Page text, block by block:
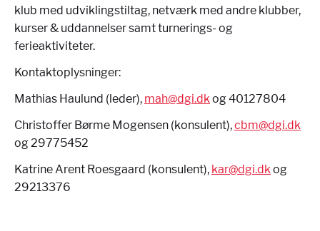
klub med udviklingstiltag, netværk med andre klubber,
kurser & uddannelser samt turnerings- og
ferieaktiviteter.
Kontaktoplysninger:
Mathias Haulund (leder), mah@dgi.dkog 40127804
Christoffer Børme Mogensen (konsulent),cbm@dgi.dk
og 29775452
Katrine Arent Roesgaard (konsulent), kar@dgi.dkog
29213376